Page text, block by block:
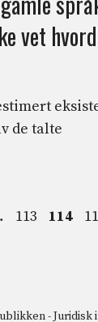
vet
de talte
Side
113 Side
114
-Juridisk